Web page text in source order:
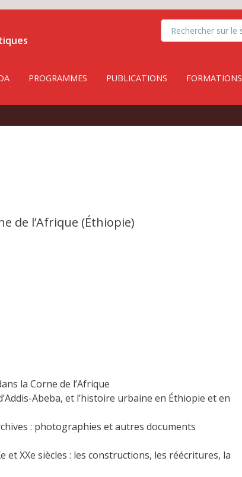
PROGRAMMES PUBLICATIONS FORMATIONS
de l’Afrique (Éthiopie)
la Corne de l’Afrique
Abeba, et l’histoire urbaine en Éthiopie et en
: photographies et autres documents
et XXe siècles : les constructions, les réécritures, la